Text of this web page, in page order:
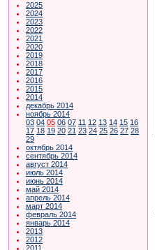
2025
2024
2023
2022
2021
2020
2019
2018
2017
2016
2015
2014
декабрь 2014
ноябрь 2014
03 04 05 06 07 11 12 13 14 15 16
17 18 19 20 21 23 24 25 26 27 28
29
октябрь 2014
сентябрь 2014
август 2014
июль 2014
июнь 2014
май 2014
апрель 2014
март 2014
февраль 2014
январь 2014
2013
2012
2011